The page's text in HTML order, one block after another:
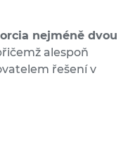
nejméně dvou
alespoň
řešení v